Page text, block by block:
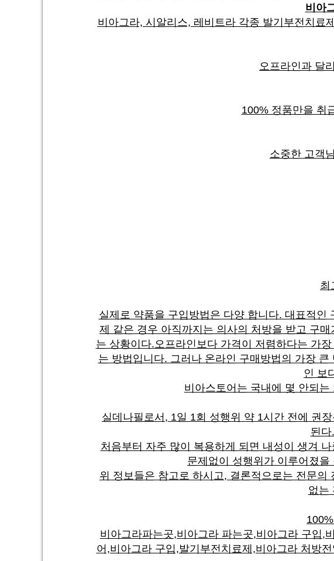
비아
비아그라, 시알리스, 레비트라 각종 발기부전치료
오프라인과 달
100% 정품만을 취
소중한 고객
최
실제로 약품을 구입방법은 다양 합니다. 대표적
제 같은 경우 아직까지는 의사의 처방을 받고 구
는 상황이다.오프라인보다 가격이 저렴하다는 가
는 방법입니다. 그러나 온라인 구매방법의 가장
인 보
비아스토어는 국내에 몇 안되
실데나필로서, 1일 1회 성행위 약 1시간 전에 권
된
처음부터 자주 많이 복용하게 되면 내성이 생겨
문제없이 성행위가 이루어졌
위 정보들은 참고로 하시고, 결론적으로는 전문
없는
비아그라파는곳,비아그라 파는곳,비아그라 구입,
어,비아그라 구입,발기부전치료제,비아그라 처방